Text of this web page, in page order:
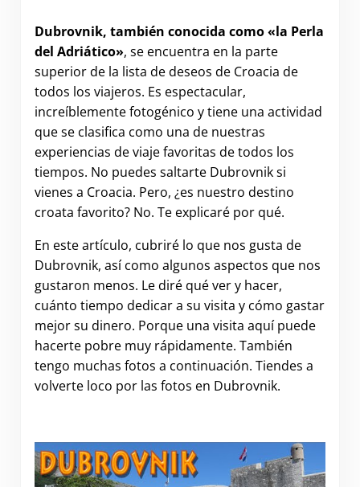
Dubrovnik, también conocida como «la Perla
del Adriático», se encuentra en la parte
superior de la lista de deseos de Croacia de
todos los viajeros. Es espectacular,
increíblemente fotogénico y tiene una actividad
que se clasifica como una de nuestras
experiencias de viaje favoritas de todos los
tiempos. No puedes saltarte Dubrovnik si
vienes a Croacia. Pero, ¿es nuestro destino
croata favorito? No. Te explicaré por qué.
En este artículo, cubriré lo que nos gusta de
Dubrovnik, así como algunos aspectos que nos
gustaron menos. Le diré qué ver y hacer,
cuánto tiempo dedicar a su visita y cómo gastar
mejor su dinero. Porque una visita aquí puede
hacerte pobre muy rápidamente. También
tengo muchas fotos a continuación. Tiendes a
volverte loco por las fotos en Dubrovnik.